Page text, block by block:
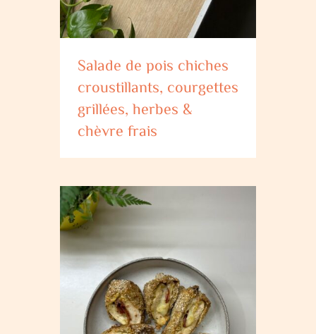
Salade de pois chiches
croustillants, courgettes
grillées, herbes &
chèvre frais